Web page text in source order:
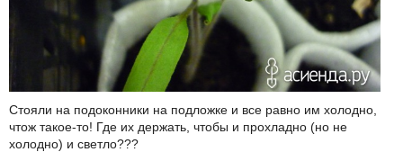
Стояли на подоконники на подложке и все равно им холодно,
чтож такое-то! Где их держать, чтобы и прохладно (но не
холодно) и светло???